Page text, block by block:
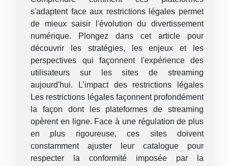
s'adaptent face aux restrictions légales permet
de mieux saisir l'évolution du divertissement
numérique. Plongez dans cet article pour
découvrir les stratégies, les enjeux et les
perspectives qui façonnent l'expérience des
utilisateurs sur les sites de streaming
aujourd'hui. L’impact des restrictions légales
Les restrictions légales façonnent profondément
la façon dont les plateformes de streaming
opèrent en ligne. Face à une régulation de plus
en plus rigoureuse, ces sites doivent
constamment ajuster leur catalogue pour
respecter la conformité imposée par la